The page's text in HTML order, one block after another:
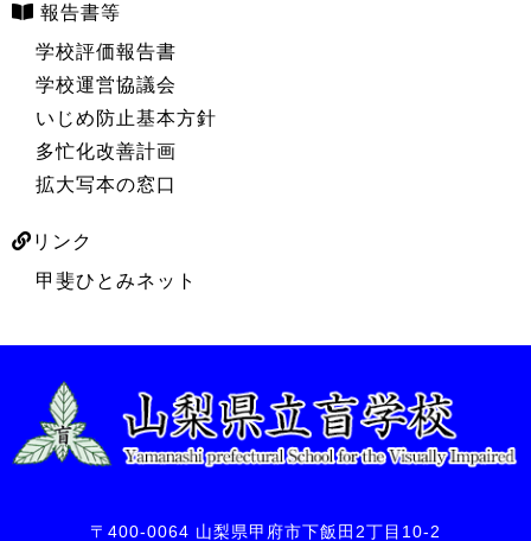
報告書等
学校評価報告書
学校運営協議会
いじめ防止基本方針
多忙化改善計画
拡大写本の窓口
リンク
甲斐ひとみネット
〒400-0064 山梨県甲府市下飯田2丁目10-2